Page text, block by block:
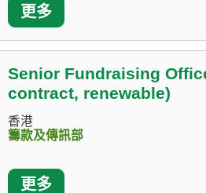
更多
Senior Fundraising
contract, renewable)
香港
籌款及傳訊部
更多